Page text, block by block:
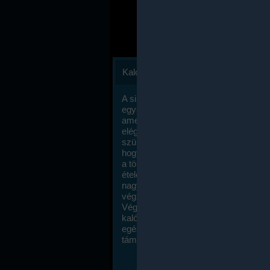
Kalóriaszámlálás
A sikeres fogyás titka valójában igen
egyszerű: égess több energiát, mint
amennyit beviszel. Természetesen
elég nagy fegyelemre és akaraterőre
szükség, de meglepődve fogod
hogy a kalóriaszámolás mennyire
a többi diétához képest. Itt nincsenek
ételek és a megengedett kalóriabevitelt
nagymértékben növelheted ha
végzel.
Végül, de nem utolsó sorban, a
kalóriaszámolás módszerét a legtöbb
egészségügyi szakorvos ajánlja és
támogatja.